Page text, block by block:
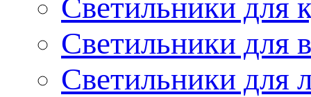
Светильники для
Светильники для
Светильники для